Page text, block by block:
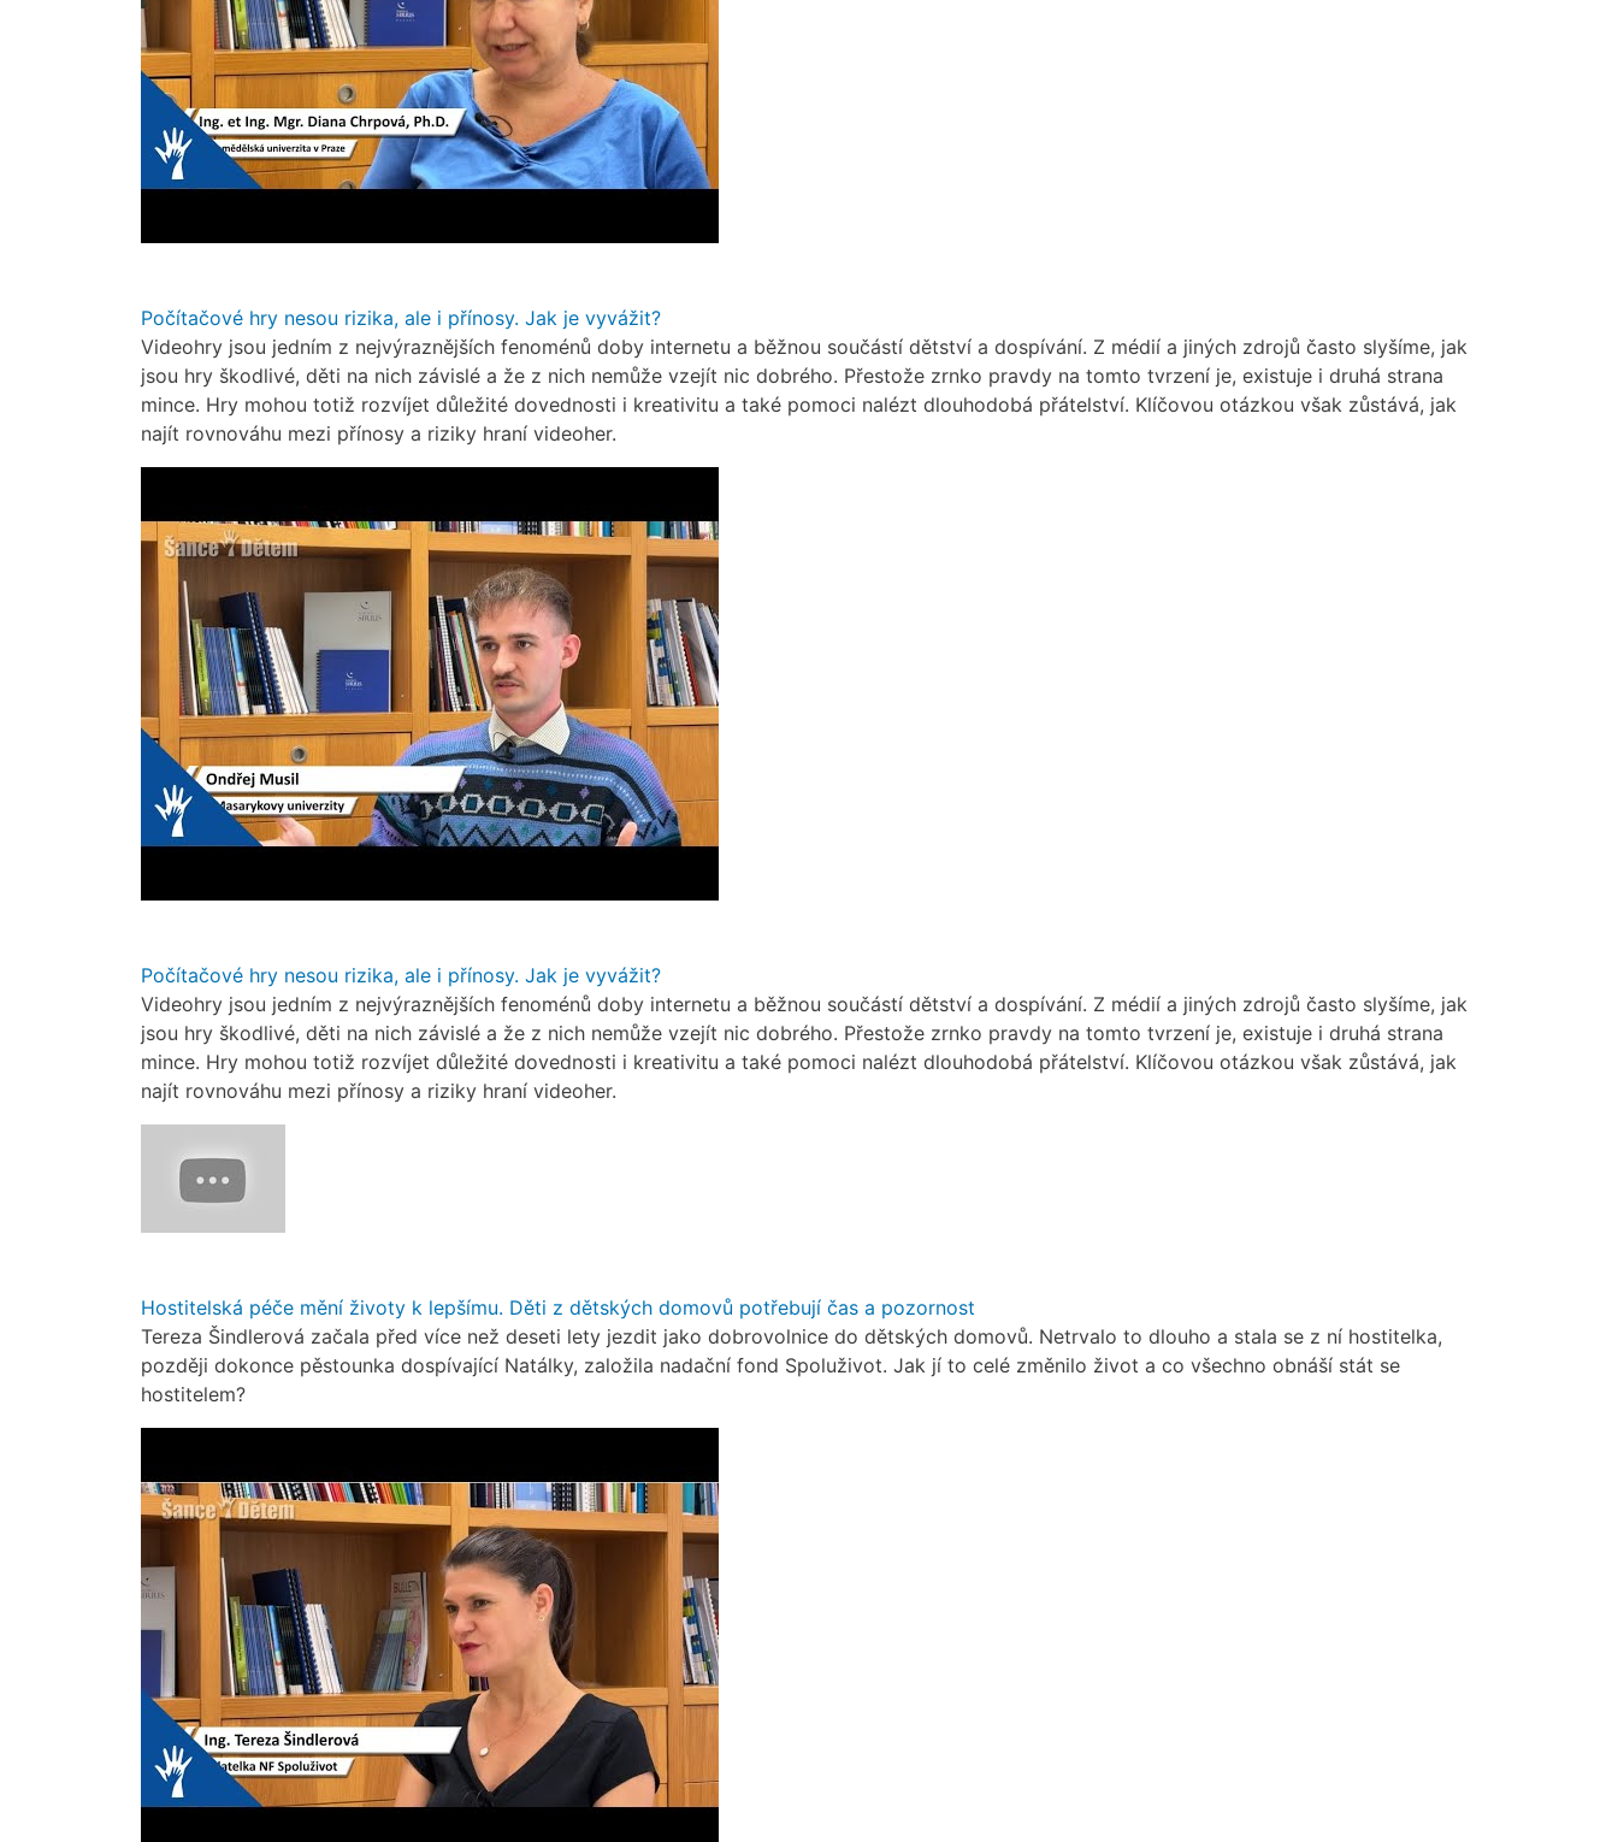
Počítačové hry nesou rizika, ale i přínosy. Jak je vyvážit?
Videohry jsou jedním z nejvýraznějších fenoménů doby internetu a běžnou součástí dětství a dospívání. Z médií a jiných zdrojů často slyšíme, jak
jsou hry škodlivé, děti na nich závislé a že z nich nemůže vzejít nic dobrého. Přestože zrnko pravdy na tomto tvrzení je, existuje i druhá strana
mince. Hry mohou totiž rozvíjet důležité dovednosti i kreativitu a také pomoci nalézt dlouhodobá přátelství. Klíčovou otázkou však zůstává, jak
najít rovnováhu mezi přínosy a riziky hraní videoher.
Počítačové hry nesou rizika, ale i přínosy. Jak je vyvážit?
Videohry jsou jedním z nejvýraznějších fenoménů doby internetu a běžnou součástí dětství a dospívání. Z médií a jiných zdrojů často slyšíme, jak
jsou hry škodlivé, děti na nich závislé a že z nich nemůže vzejít nic dobrého. Přestože zrnko pravdy na tomto tvrzení je, existuje i druhá strana
mince. Hry mohou totiž rozvíjet důležité dovednosti i kreativitu a také pomoci nalézt dlouhodobá přátelství. Klíčovou otázkou však zůstává, jak
najít rovnováhu mezi přínosy a riziky hraní videoher.
Hostitelská péče mění životy k lepšímu. Děti z dětských domovů potřebují čas a pozornost
Tereza Šindlerová začala před více než deseti lety jezdit jako dobrovolnice do dětských domovů. Netrvalo to dlouho a stala se z ní hostitelka,
později dokonce pěstounka dospívající Natálky, založila nadační fond Spoluživot. Jak jí to celé změnilo život a co všechno obnáší stát se
hostitelem?